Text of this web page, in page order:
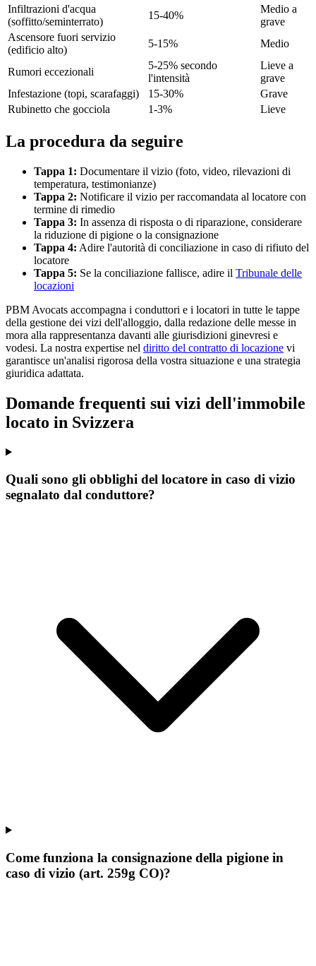
Infiltrazioni d'acqua
(soffitto/seminterrato)
15-40%
Medio a
grave
Ascensore fuori servizio
(edificio alto)
5-15% Medio
Rumori eccezionali
5-25% secondo
l'intensità
Lieve a
grave
Infestazione (topi, scarafaggi)
15-30%
Grave
Rubinetto che gocciola
1-3% Lieve
La procedura da seguire
Tappa 1: Documentare il vizio (foto, video, rilevazioni di
temperatura, testimonianze)
Tappa 2: Notificare il vizio per raccomandata al locatore con
termine di rimedio
Tappa 3: In assenza di risposta o di riparazione, considerare
la riduzione di pigione o la consignazione
Tappa 4: Adire l'autorità di conciliazione in caso di rifiuto del
locatore
Tappa 5: Se la conciliazione fallisce, adire il Tribunale delle
locazioni
PBM Avocats accompagna i conduttori e i locatori in tutte le tappe
della gestione dei vizi dell'alloggio, dalla redazione delle messe in
mora alla rappresentanza davanti alle giurisdizioni ginevresi e
vodesi. La nostra expertise nel diritto del contratto di locazione vi
garantisce un'analisi rigorosa della vostra situazione e una strategia
giuridica adattata.
Domande frequenti sui vizi dell'immobile
locato in Svizzera
Quali sono gli obblighi del locatore in caso di vizio
segnalato dal conduttore?
Come funziona la consignazione della pigione in
caso di vizio (art. 259g CO)?